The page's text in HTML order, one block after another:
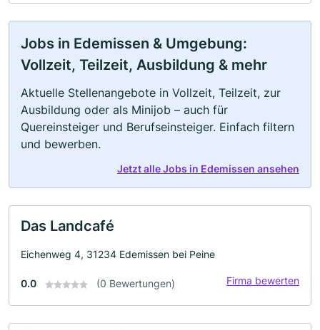
Jobs in Edemissen & Umgebung:
Vollzeit, Teilzeit, Ausbildung & mehr
Aktuelle Stellenangebote in Vollzeit, Teilzeit, zur
Ausbildung oder als Minijob – auch für
Quereinsteiger und Berufseinsteiger. Einfach filtern
und bewerben.
Jetzt alle Jobs in Edemissen ansehen
Das Landcafé
Eichenweg 4, 31234 Edemissen bei Peine
0.0 (0 Bewertungen) Firma bewerten